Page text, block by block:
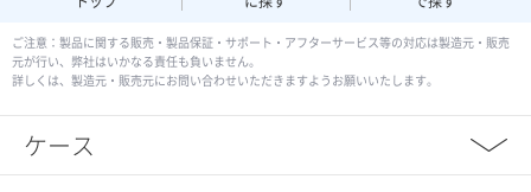
ご注意：製品に関する販売・製品保証・サポート・アフターサービス等の対応は製造元・販売
元が行い、弊社はいかなる責任も負いません。
詳しくは、製造元・販売元にお問い合わせいただきますようお願いいたします。
ケース